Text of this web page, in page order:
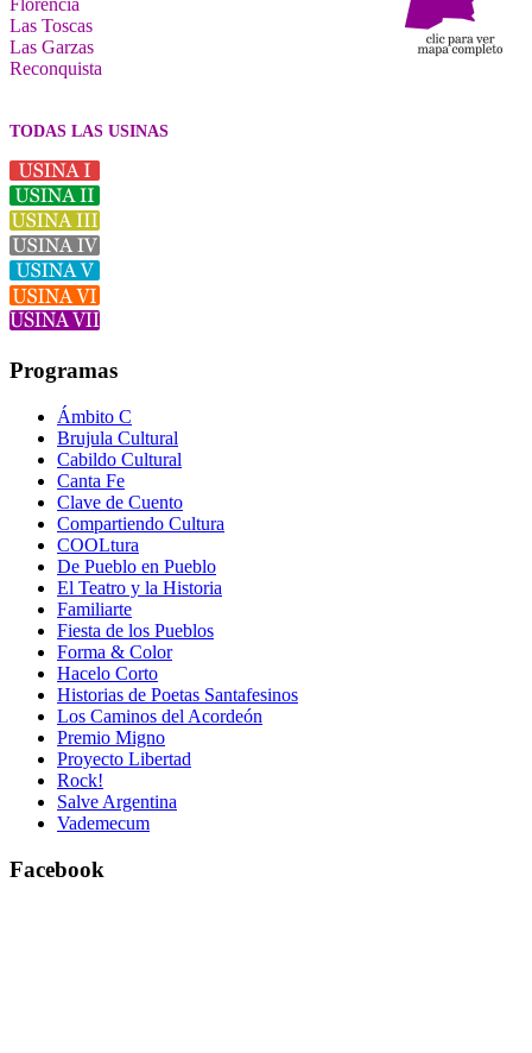
Florencia
Las Toscas
Las Garzas
Reconquista
TODAS LAS USINAS
Programas
Ámbito C
Brujula Cultural
Cabildo Cultural
Canta Fe
Clave de Cuento
Compartiendo Cultura
COOLtura
De Pueblo en Pueblo
El Teatro y la Historia
Familiarte
Fiesta de los Pueblos
Forma & Color
Hacelo Corto
Historias de Poetas Santafesinos
Los Caminos del Acordeón
Premio Migno
Proyecto Libertad
Rock!
Salve Argentina
Vademecum
Facebook